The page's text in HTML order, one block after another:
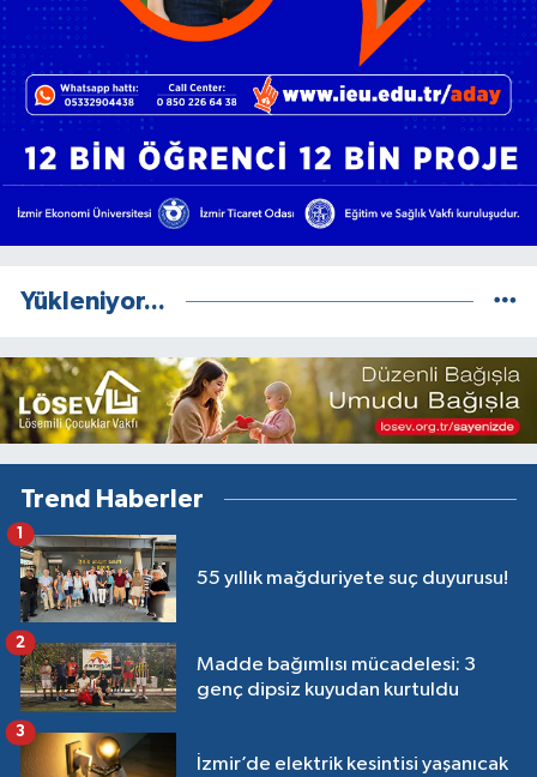
Yükleniyor...
Trend Haberler
55 yıllık mağduriyete suç duyurusu!
1
Madde bağımlısı mücadelesi: 3
genç dipsiz kuyudan kurtuldu
2
İzmir’de elektrik kesintisi yaşanıcak
3